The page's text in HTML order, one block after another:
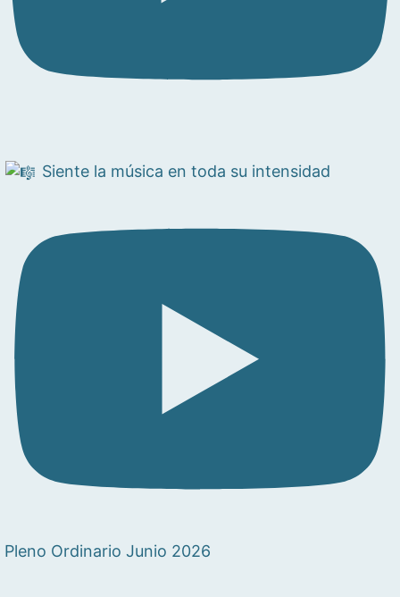
Siente la música en toda su intensidad
Pleno Ordinario Junio 2026